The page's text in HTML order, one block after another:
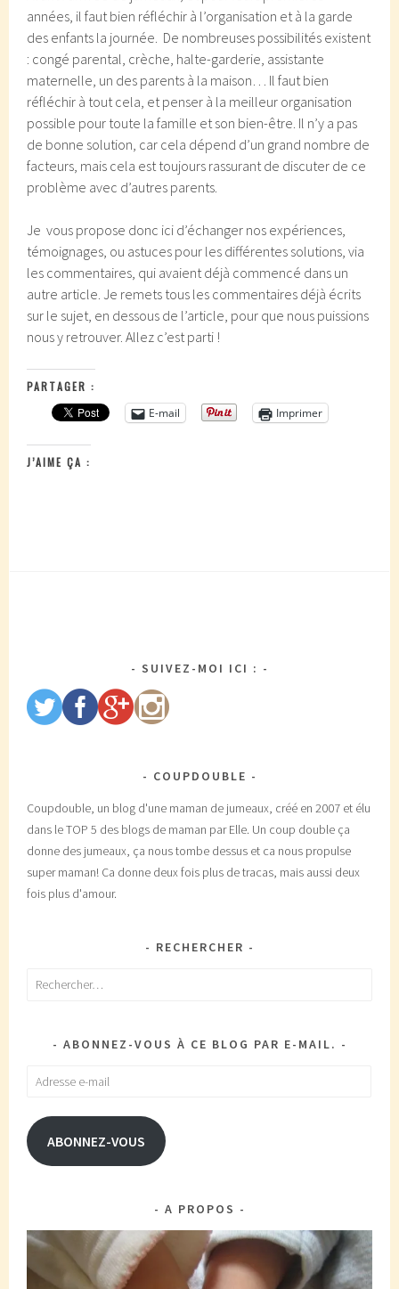
années, il faut bien réfléchir à l’organisation et à la garde
des enfants la journée. De nombreuses possibilités existent
: congé parental, crèche, halte-garderie, assistante
maternelle, un des parents à la maison… Il faut bien
réfléchir à tout cela, et penser à la meilleur organisation
possible pour toute la famille et son bien-être. Il n’y a pas
de bonne solution, car cela dépend d’un grand nombre de
facteurs, mais cela est toujours rassurant de discuter de ce
problème avec d’autres parents.
Je vous propose donc ici d’échanger nos expériences,
témoignages, ou astuces pour les différentes solutions, via
les commentaires, qui avaient déjà commencé dans un
autre article. Je remets tous les commentaires déjà écrits
sur le sujet, en dessous de l’article, pour que nous puissions
nous y retrouver. Allez c’est parti !
PARTAGER :
E-mail
Imprimer
J’AIME ÇA :
SUIVEZ-MOI ICI :
COUPDOUBLE
Coupdouble, un blog d'une maman de jumeaux, créé en 2007 et élu
dans le TOP 5 des blogs de maman par Elle. Un coup double ça
donne des jumeaux, ça nous tombe dessus et ca nous propulse
super maman! Ca donne deux fois plus de tracas, mais aussi deux
fois plus d'amour.
RECHERCHER
Rechercher :
ABONNEZ-VOUS À CE BLOG PAR E-MAIL.
Adresse
mail
ABONNEZ-VOUS
A PROPOS